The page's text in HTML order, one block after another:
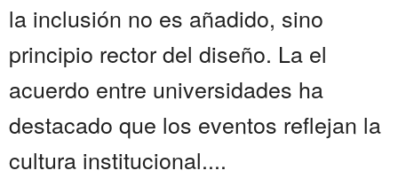
la inclusión no es añadido, sino
principio rector del diseño. La el
acuerdo entre universidades ha
destacado que los eventos reflejan la
cultura institucional....